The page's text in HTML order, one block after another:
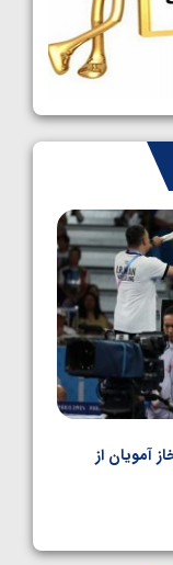
برتری مقابل